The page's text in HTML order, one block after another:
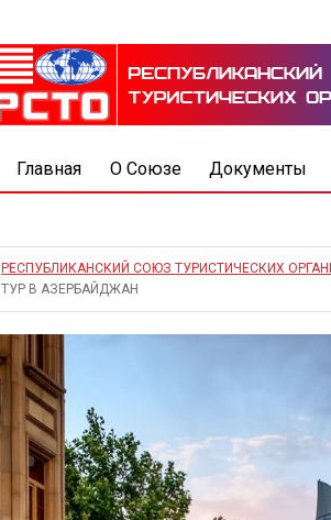
Главная О Союзе Документы
РЕСПУБЛИКАНСКИЙ СОЮЗ ТУРИСТИЧЕСКИХ
ТУР В АЗЕРБАЙДЖАН